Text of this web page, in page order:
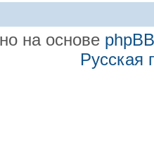
на основе phpBB
Русская